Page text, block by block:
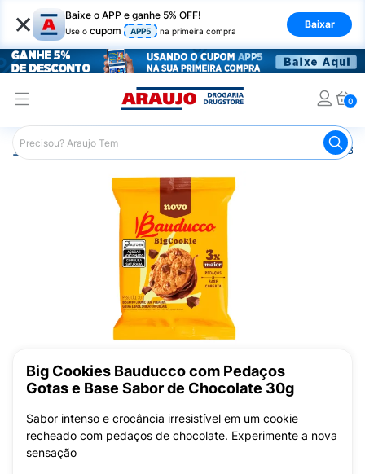
× Baixe o APP e ganhe 5% OFF!
Use o cupom APP5 na primeira compra
Baixar
0
Araujo Mercado Cookies
Big Cookies Bauducco com Pedaços
Gotas e Base Sabor de Chocolate 30g
Sabor intenso e crocância irresistível em um cookie
recheado com pedaços de chocolate. Experimente a nova
sensação